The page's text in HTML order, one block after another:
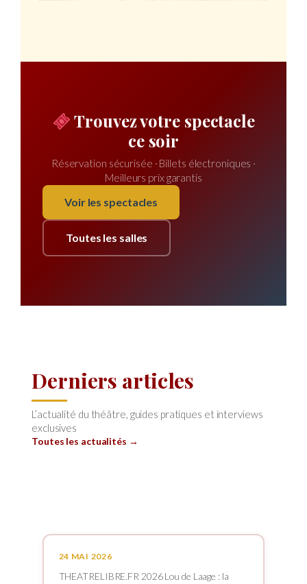
Trouvez votre spectacle
ce soir
Réservation sécurisée · Billets électroniques ·
Meilleurs prix garantis
Voir les spectacles
Toutes les salles
Derniers articles
L’actualité du théâtre, guides pratiques et interviews
exclusives
Toutes les actualités →
24 MAI 2026
THEATRELIBRE.FR 2026 Lou de Laage : la